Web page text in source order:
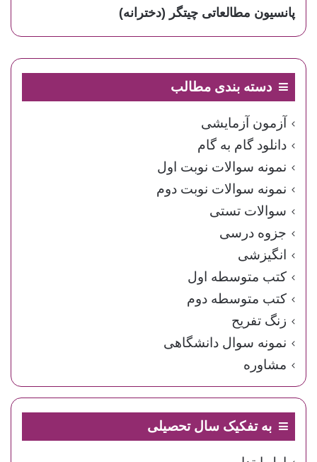
پانسیون مطالعاتی چیتگر (دخترانه)
دسته بندی مطالب
آزمون آزمایشی
دانلود گام به گام
نمونه سوالات نوبت اول
نمونه سوالات نوبت دوم
سوالات تستی
جزوه درسی
انگیزشی
کتب متوسطه اول
کتب متوسطه دوم
زنگ تفریح
نمونه سوال دانشگاهی
مشاوره
به تفکیک سال تحصیلی